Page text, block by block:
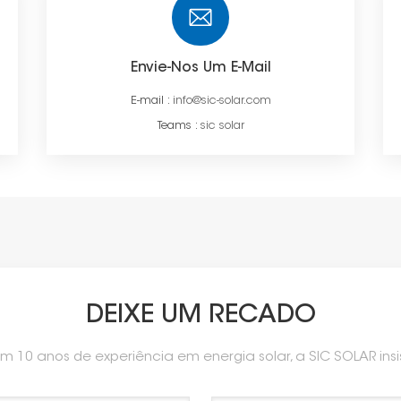
Envie-Nos Um E-Mail
E-mail : info@sic-solar.com
Teams : sic solar
DEIXE UM RECADO
10 anos de experiência em energia solar, a SIC SOLAR